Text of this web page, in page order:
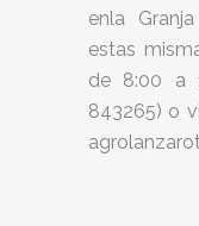
enla
estas
de 8:00 a
843265) o